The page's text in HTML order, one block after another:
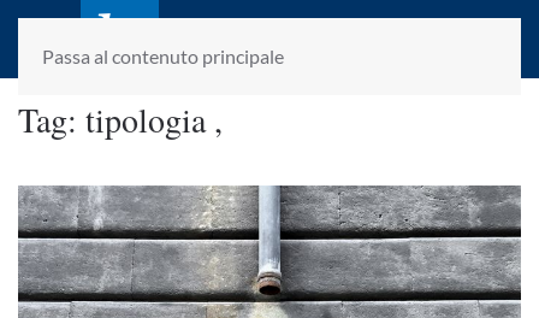
Passa al contenuto principale
laletteraturaenoi.it
fondato da Romano Luperini
Tag: tipologia ,